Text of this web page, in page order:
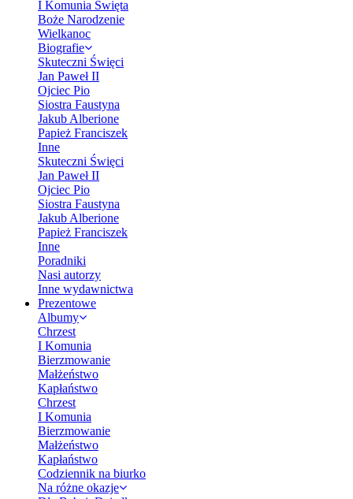
I Komunia Święta
Boże Narodzenie
Wielkanoc
Biografie
Skuteczni Święci
Jan Paweł II
Ojciec Pio
Siostra Faustyna
Jakub Alberione
Papież Franciszek
Inne
Skuteczni Święci
Jan Paweł II
Ojciec Pio
Siostra Faustyna
Jakub Alberione
Papież Franciszek
Inne
Poradniki
Nasi autorzy
Inne wydawnictwa
Prezentowe
Albumy
Chrzest
I Komunia
Bierzmowanie
Małżeństwo
Kapłaństwo
Chrzest
I Komunia
Bierzmowanie
Małżeństwo
Kapłaństwo
Codziennik na biurko
Na różne okazje